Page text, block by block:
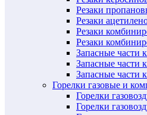
Резаки
Резаки
Резаки
Резаки
Запасные части
Запасные части
Запасные части
Горелки газовые и
Горелки
Горелки